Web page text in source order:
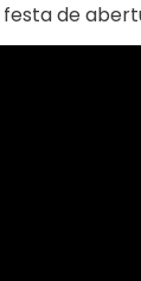
de